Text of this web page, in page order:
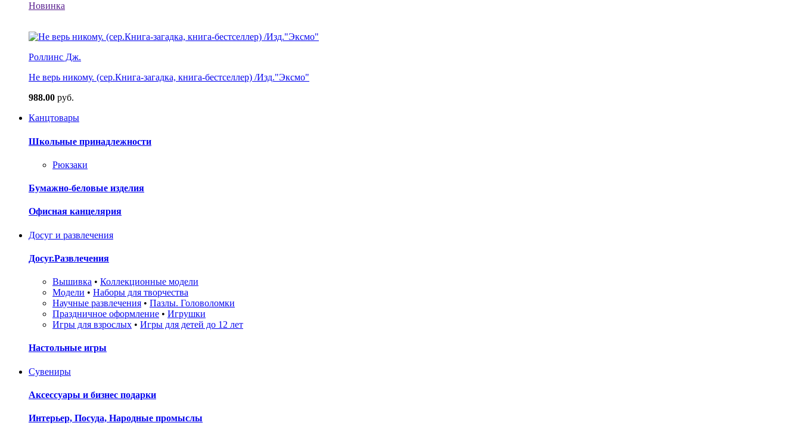
Новинка
Роллинс Дж.
Не верь никому. (сер.Книга-загадка, книга-бестселлер) /Изд."Эксмо"
988.00 руб.
Канцтовары
Школьные принадлежности
Рюкзаки
Бумажно-беловые изделия
Офисная канцелярия
Досуг и развлечения
Досуг.Развлечения
Вышивка • Коллекционные модели
Модели • Наборы для творчества
Научные развлечения • Пазлы. Головоломки
Праздничное оформление • Игрушки
Игры для взрослых • Игры для детей до 12 лет
Настольные игры
Сувениры
Аксессуары и бизнес подарки
Интерьер, Посуда, Народные промыслы